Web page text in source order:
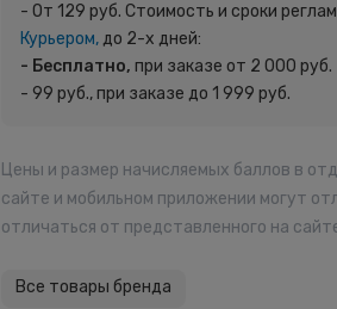
- От 129 руб. Стоимость и сроки
Курьером,до 2-х дней:
- Бесплатно, при заказе от 2 000 руб.
- 99 руб., при заказе до 1 999 руб.
Цены и размер начисляемых баллов в
сайте и мобильном приложении могут
отличаться от представленного на
Все товары бренда